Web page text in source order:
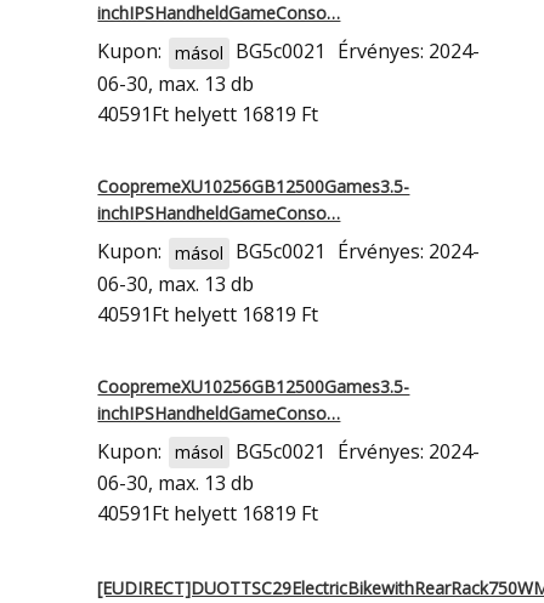
inchIPSHandheldGameConso…
Kupon: másol BG5c0021
Érvényes: 2024-
06-30, max. 13 db
40591Ft helyett 16819 Ft
CoopremeXU10256GB12500Games3.5-
inchIPSHandheldGameConso…
Kupon: másol BG5c0021
Érvényes: 2024-
06-30, max. 13 db
40591Ft helyett 16819 Ft
CoopremeXU10256GB12500Games3.5-
inchIPSHandheldGameConso…
Kupon: másol BG5c0021
Érvényes: 2024-
06-30, max. 13 db
40591Ft helyett 16819 Ft